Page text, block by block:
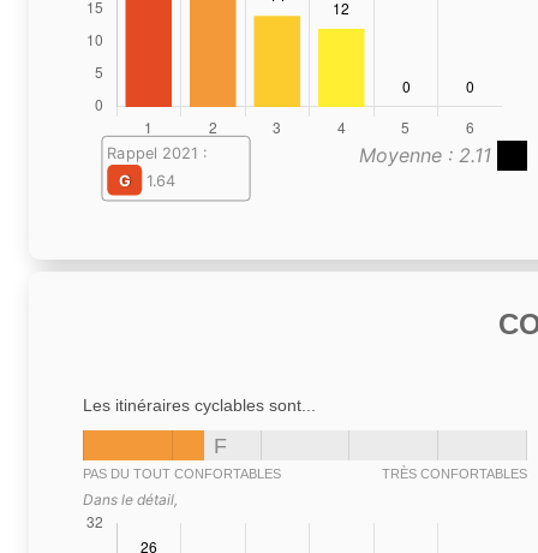
Moyenne : 2.11
Rappel 2021 :
G
1.64
Les itinéraires cyclables sont...
F
PAS DU TOUT CONFORTABLES TRÈS CONFORTABLES
Dans le détail,